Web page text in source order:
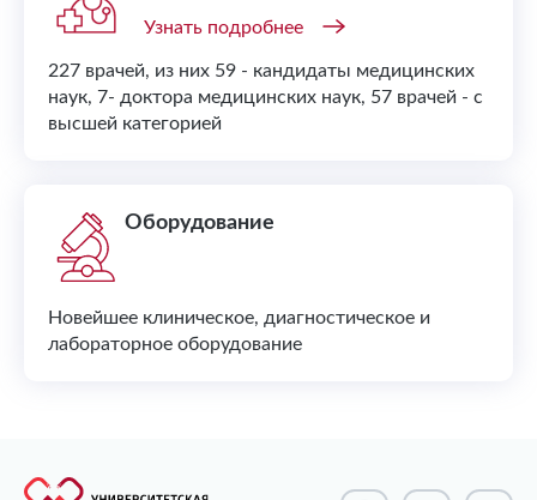
227 врачей, из них 59 - кандидаты медицинских
наук, 7- доктора медицинских наук, 57 врачей - с
высшей категорией
Узнать подробнее
Оборудование
Новейшее клиническое, диагностическое и
лабораторное оборудование